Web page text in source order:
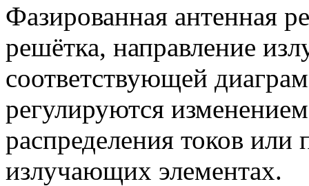
Фазированная антенная
решётка, направление
соответствующей
регулируются
распределения токов или
излучающих элементах.